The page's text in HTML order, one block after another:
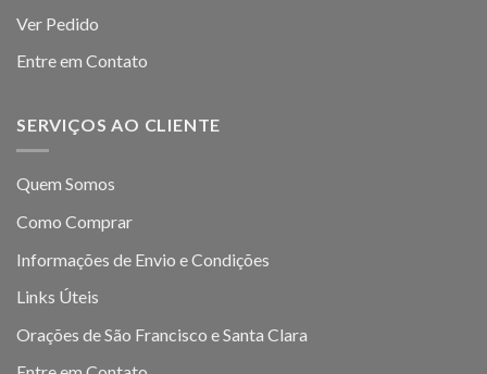
Ver Pedido
Entre em Contato
SERVIÇOS AO CLIENTE
Quem Somos
Como Comprar
Informações de Envio e Condições
Links Úteis
Orações de São Francisco e Santa Clara